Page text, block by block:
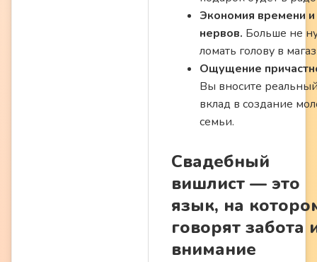
Экономия времени и
нервов. Больше не
ломать голову в
Ощущение
Вы вносите
вклад в создание
семьи.
Свадебный
вишлист — это
язык, на
говорят забота
внимание